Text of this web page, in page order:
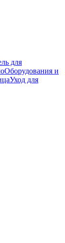
для
Оборудования и
Уход для